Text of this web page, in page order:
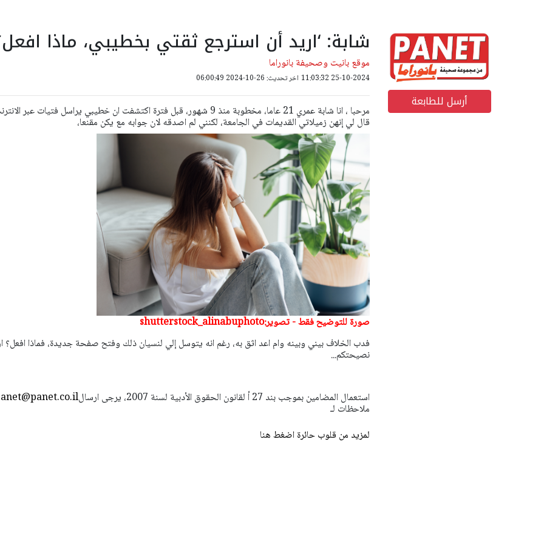
أرسل للطابعة
شابة: ‘اريد أن استرجع ثقتي بخطيبي، ماذا
موقع بانيت وصحيفة بانوراما
25-10-2024 11:03:32 اخر تحديث: 26-10-2024 06:00:49
مرحبا ، انا شابة عمري 21 عاما، مخطوبة منذ 9 شهور، قبل فترة اكتشفت ان خطيبي يراسل فتيات عبر
قال لي إنهن زميلاتي القديمات في الجامعة، لكنني لم اصدقه لان جوابه مع يكن مقنعا،
صورة للتوضيح فقط - تصوير:shutterstock_alinabuphoto
فدب الخلاف بيني وبينه وام اعد اثق به، رغم انه يتوسل إلي لنسيان ذلك وفتح صفحة جديدة، فماذا افعل؟
نصيحتكم...
استعمال المضامين بموجب بند 27 أ لقانون الحقوق الأدبية لسنة 2007، يرجى ارسال
ملاحظات لـ
لمزيد من قلوب حائرة اضغط هنا